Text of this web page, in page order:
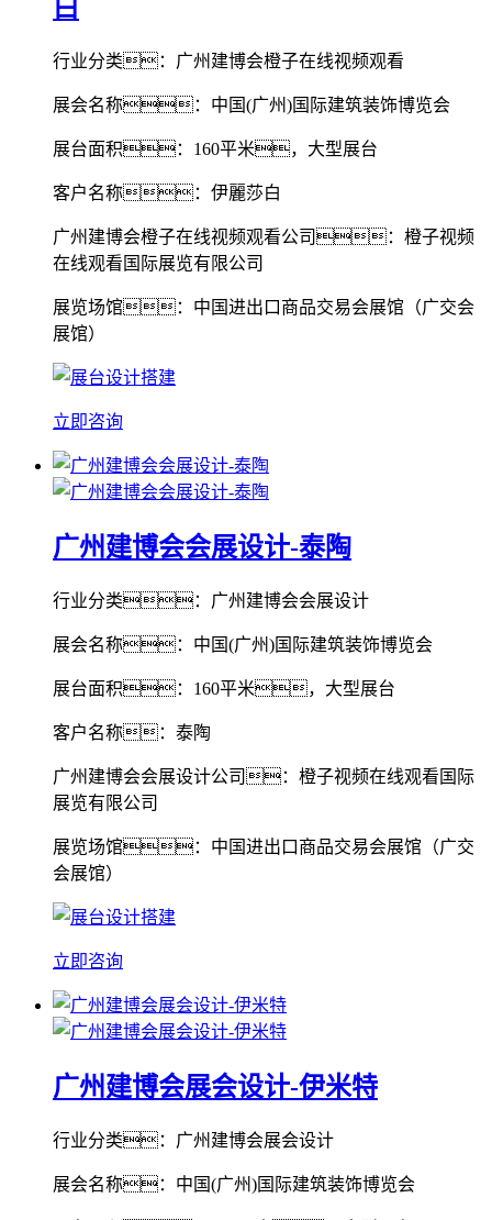
白
行业分类：广州建博会橙子在线视频观看
展会名称：中国(广州)国际建筑装饰博览会
展台面积：160平米，大型展台
客户名称：伊麗莎白
广州建博会橙子在线视频观看公司：橙子视频
在线观看国际展览有限公司
展览场馆：中国进出口商品交易会展馆（广交会
展馆）
立即咨询
广州建博会会展设计-泰陶
行业分类：广州建博会会展设计
展会名称：中国(广州)国际建筑装饰博览会
展台面积：160平米，大型展台
客户名称：泰陶
广州建博会会展设计公司：橙子视频在线观看国际
展览有限公司
展览场馆：中国进出口商品交易会展馆（广交
会展馆）
立即咨询
广州建博会展会设计-伊米特
行业分类：广州建博会展会设计
展会名称：中国(广州)国际建筑装饰博览会